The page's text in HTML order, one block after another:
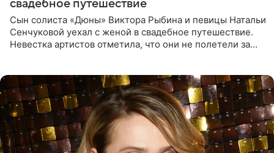
свадебное путешествие
Сын солиста «Дюны» Виктора Рыбина и певицы Натальи
Сенчуковой уехал с женой в свадебное путешествие.
Невестка артистов отметила, что они не полетели за